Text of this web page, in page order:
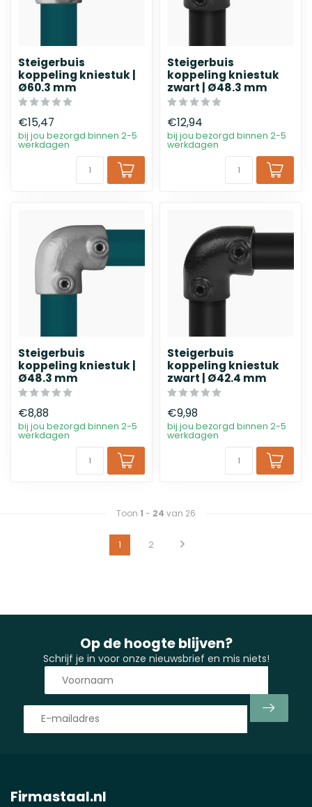
Steigerbuis
koppeling kniestuk |
Ø60.3 mm
€15,47
bij jou bezorgd binnen 2-5
werkdagen
Steigerbuis
koppeling kniestuk
zwart | Ø48.3 mm
€12,94
bij jou bezorgd binnen 2-5
werkdagen
Steigerbuis
koppeling kniestuk |
Ø48.3 mm
€8,88
bij jou bezorgd binnen 2-5
werkdagen
Steigerbuis
koppeling kniestuk
zwart | Ø42.4 mm
€9,98
bij jou bezorgd binnen 2-5
werkdagen
Toon 1 - 24 van 26
1 2
Op de hoogte blijven?
Schrijf je in voor onze nieuwsbrief en mis niets!
Firmastaal.nl